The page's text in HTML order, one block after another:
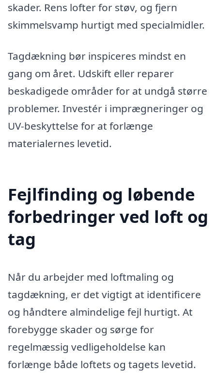
skader. Rens lofter for støv, og fjern
skimmelsvamp hurtigt med specialmidler.
Tagdækning bør inspiceres mindst en
gang om året. Udskift eller reparer
beskadigede områder for at undgå større
problemer. Investér i imprægneringer og
UV-beskyttelse for at forlænge
materialernes levetid.
Fejlfinding og løbende
forbedringer ved loft og
tag
Når du arbejder med loftmaling og
tagdækning, er det vigtigt at identificere
og håndtere almindelige fejl hurtigt. At
forebygge skader og sørge for
regelmæssig vedligeholdelse kan
forlænge både loftets og tagets levetid.